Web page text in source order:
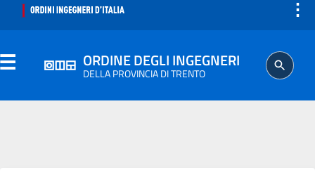
⋮
ORDINE DEGLI INGEGNERI
DELLA PROVINCIA DI TRENTO